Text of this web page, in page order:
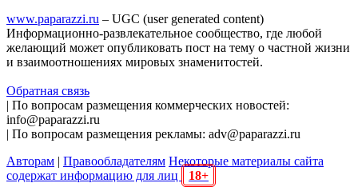
www.paparazzi.ru – UGC (user generated content)
Информационно-развлекательное сообщество, где любой
желающий может опубликовать пост на тему о частной жизни
и взаимоотношениях мировых знаменитостей.
Обратная связь
| По вопросам размещения коммерческих новостей:
info@paparazzi.ru
| По вопросам размещения рекламы: adv@paparazzi.ru
Авторам | Правообладателям Некоторые материалы сайта
содержат информацию для лиц
18+